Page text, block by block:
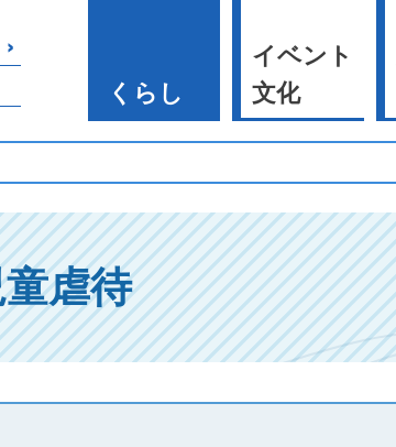
くらし
イベント
文化
虐待